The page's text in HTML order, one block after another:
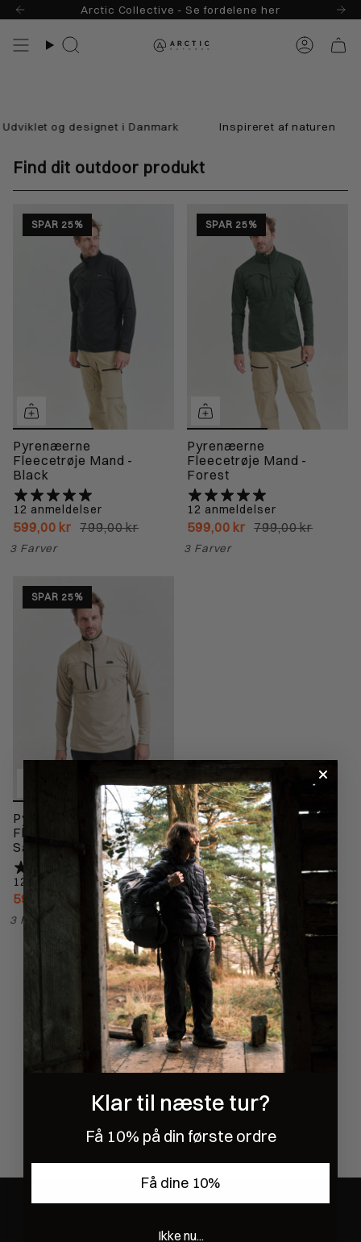
Skip
indhold
Arctic Collective - Se fordelene her
Søg Konto
og designet i Danmark Inspireret af naturen
Find dit outdoor produkt
SPAR 25%
Pyrenæerne
Fleecetrøje Mand -
Black
12 anmeldelser
599,00 kr 799,00 kr
3 Farver
SPAR 25%
Pyrenæerne
Fleecetrøje Mand -
Forest
12 anmeldelser
599,00 kr 799,00 kr
3 Farver
SPAR 25%
Pyrenæerne
Fleecetrøje Mand -
Sand
12 anmeldelser
599,00 kr 799,00 kr
3 Farver
Klar til næste tur?
Få 10% på din første ordre
Få dine 10%
Ikke nu...